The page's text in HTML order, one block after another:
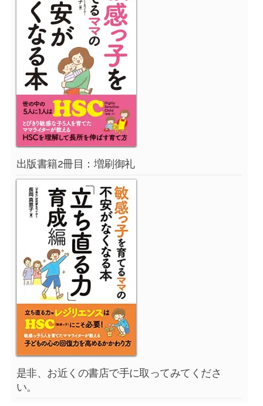
出版書籍2冊目：増刷御礼
是非、お近くの書店で手に取ってみてくださ
い。